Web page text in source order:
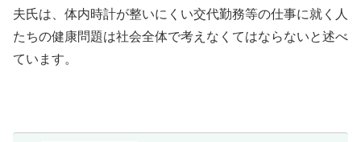
夫氏は、体内時計が整いにくい交代勤務等の仕事に就く人
たちの健康問題は社会全体で考えなくてはならないと述べ
ています。